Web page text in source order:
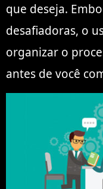
que deseja.
desafiadoras, o
organizar o
antes de você